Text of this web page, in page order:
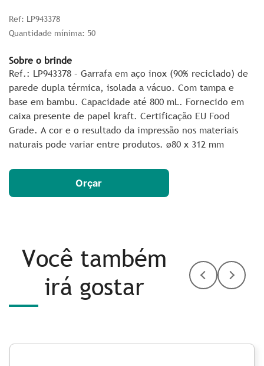
Ref: LP943378
Quantidade mínima: 50
Sobre o brinde
Ref.: LP943378 – Garrafa em aço inox (90% reciclado) de
parede dupla térmica, isolada a vácuo. Com tampa e
base em bambu. Capacidade até 800 mL. Fornecido em
caixa presente de papel kraft. Certificação EU Food
Grade. A cor e o resultado da impressão nos materiais
naturais pode variar entre produtos. ø80 x 312 mm
Orçar
Você também
irá gostar